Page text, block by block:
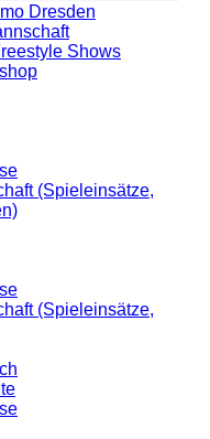
Dresden
Shows
(Spieleinsätze,
(Spieleinsätze,